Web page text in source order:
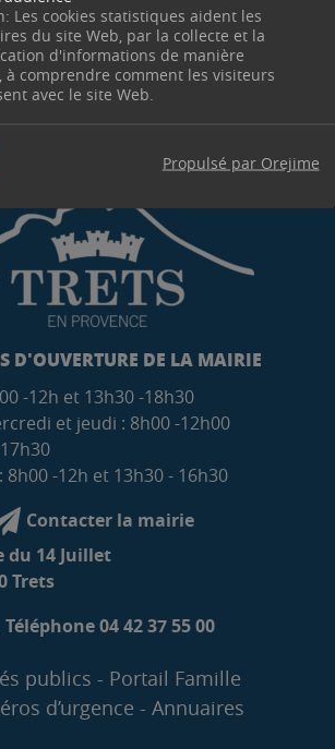
Les cookies statistiques aident les
du site Web, par la collecte et la
d'informations de manière
à comprendre comment les visiteurs
avec le site Web.
Propulsé par Orejime
D'OUVERTURE DE LA MAIRIE
-12h et 13h30 -18h30
et jeudi : 8h00 -12h00
8h00 -12h et 13h30 - 16h30
Contacter la mairie
du 14 Juillet
Trets
Téléphone 04 42 37 55 00
publics
Portail Famille
d’urgence
Annuaires